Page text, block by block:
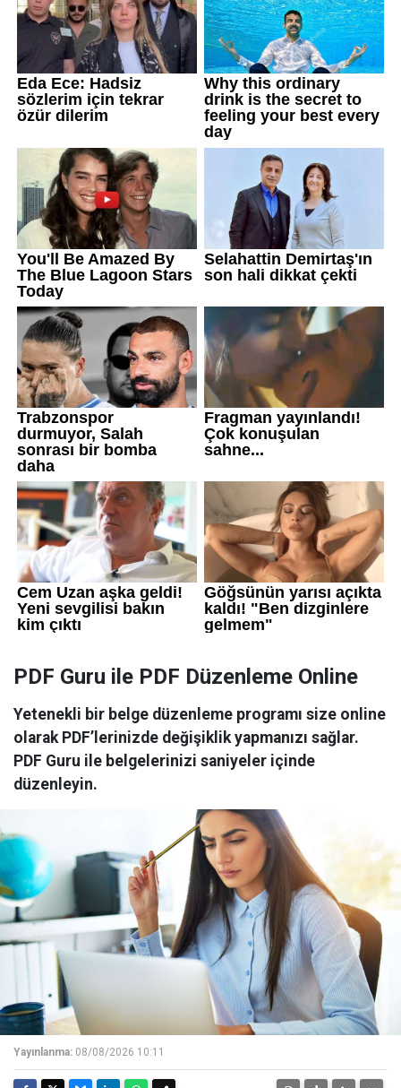
PDF Guru ile PDF Düzenleme Online
Yetenekli bir belge düzenleme programı size online
olarak PDF’lerinizde değişiklik yapmanızı sağlar.
PDF Guru ile belgelerinizi saniyeler içinde
düzenleyin.
Yayınlanma: 08/08/2026 10:11